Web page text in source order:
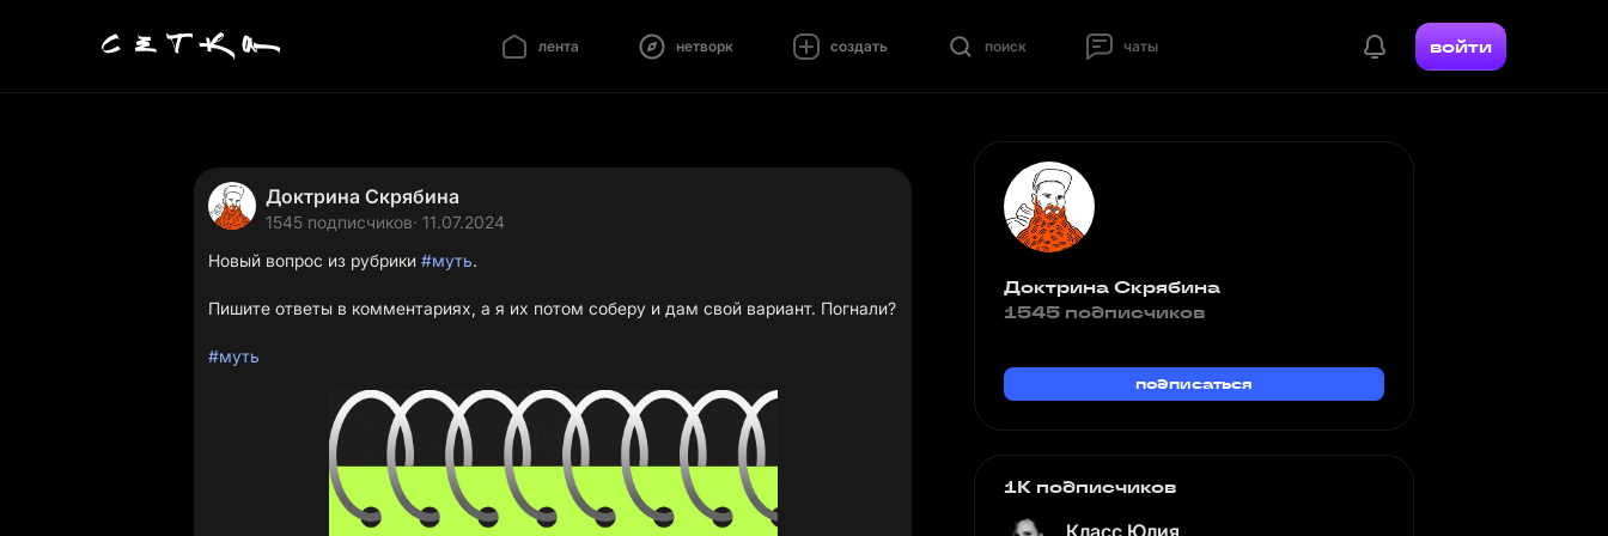
лента нетворк создать поиск чаты войти
Доктрина Скрябина
1545 подписчиков· 11.07.2024
Новый вопрос из рубрики #муть.
Пишите ответы в комментариях, а я их потом соберу и дам свой вариант. Погнали?
#муть
Доктрина Скрябина
1545 подписчиков
подписаться
1K подписчиков
Класс Юлия